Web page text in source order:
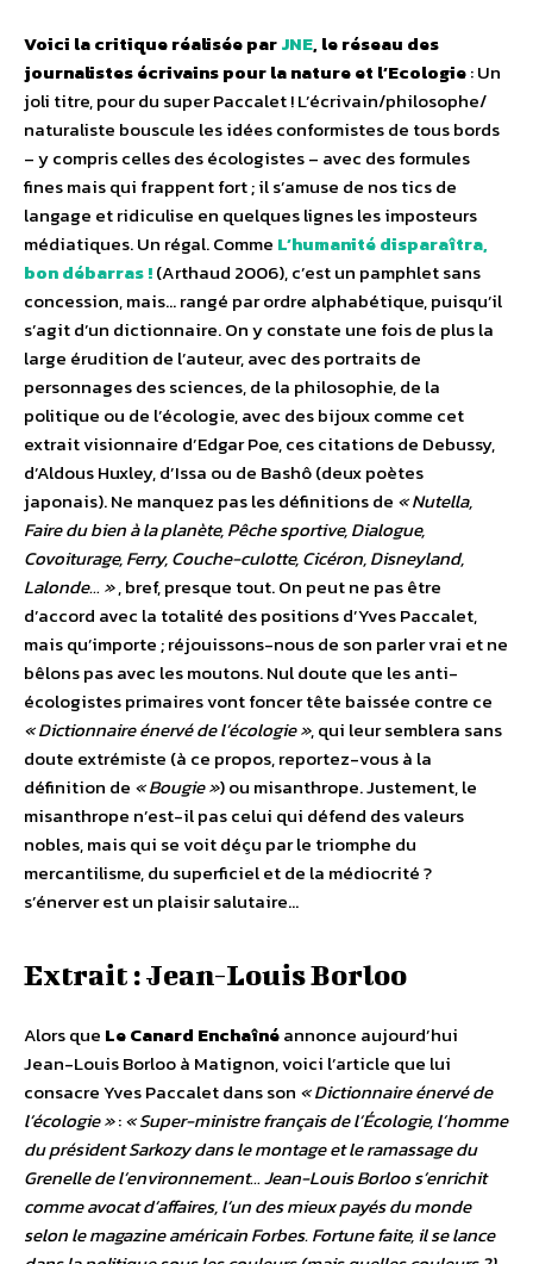
Voici la critique réalisée parJNE, le réseau des
journalistes écrivains pour la nature et l’Ecologie: Un
joli titre, pour du super Paccalet ! L’écrivain/philosophe/
naturaliste bouscule les idées conformistes de tous bords
– y compris celles des écologistes – avec des formules
fines mais qui frappent fort ; il s’amuse de nos tics de
langage et ridiculise en quelques lignes les imposteurs
médiatiques. Un régal. Comme L’humanité disparaîtra,
bon débarras !(Arthaud 2006), c’est un pamphlet sans
concession, mais… rangé par ordre alphabétique, puisqu’il
s’agit d’un dictionnaire. On y constate une fois de plus la
large érudition de l’auteur, avec des portraits de
personnages des sciences, de la philosophie, de la
politique ou de l’écologie, avec des bijoux comme cet
extrait visionnaire d’Edgar Poe, ces citations de Debussy,
d’Aldous Huxley, d’Issa ou de Bashô (deux poètes
japonais). Ne manquez pas les définitions de « Nutella,
Faire du bien à la planète, Pêche sportive, Dialogue,
Covoiturage, Ferry, Couche-culotte, Cicéron, Disneyland,
Lalonde… », bref, presque tout. On peut ne pas être
d’accord avec la totalité des positions d’Yves Paccalet,
mais qu’importe ; réjouissons-nous de son parler vrai et ne
bêlons pas avec les moutons. Nul doute que les anti-
écologistes primaires vont foncer tête baissée contre ce
« Dictionnaire énervé de l’écologie », qui leur semblera sans
doute extrémiste (à ce propos, reportez-vous à la
définition de « Bougie ») ou misanthrope. Justement, le
misanthrope n’est-il pas celui qui défend des valeurs
nobles, mais qui se voit déçu par le triomphe du
mercantilisme, du superficiel et de la médiocrité ?
s’énerver est un plaisir salutaire…
Extrait : Jean-Louis Borloo
Alors que Le Canard Enchaînéannonce aujourd’hui
Jean-Louis Borloo à Matignon, voici l’article que lui
consacre Yves Paccalet dans son « Dictionnaire énervé de
l’écologie »:« Super-ministre français de l’Écologie, l’homme
du président Sarkozy dans le montage et le ramassage du
Grenelle de l’environnement… Jean-Louis Borloo s’enrichit
comme avocat d’affaires, l’un des mieux payés du monde
selon le magazine américain Forbes. Fortune faite, il se lance